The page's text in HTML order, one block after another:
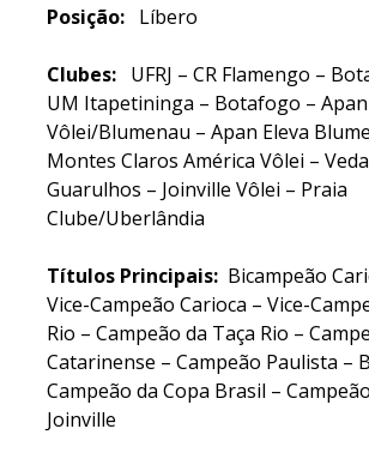
Posição: Líbero
Clubes: UFRJ – CR Flamengo –
UM Itapetininga – Botafogo – Apan
Vôlei/Blumenau – Apan Eleva
Montes Claros América Vôlei –
Guarulhos – Joinville Vôlei – Praia
Clube/Uberlândia
Títulos Principais: Bicampeão
Vice-Campeão Carioca – Vice-
Rio – Campeão da Taça Rio –
Catarinense – Campeão Paulista –
Campeão da Copa Brasil –
Joinville